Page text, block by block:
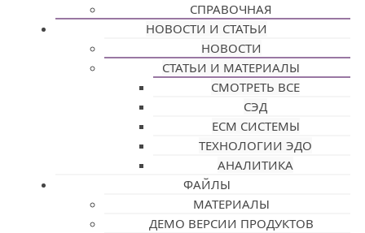
СПРАВОЧНАЯ
НОВОСТИ И СТАТЬИ
НОВОСТИ
СТАТЬИ И МАТЕРИАЛЫ
СМОТРЕТЬ ВСЕ
СЭД
ECM СИСТЕМЫ
ТЕХНОЛОГИИ ЭДО
АНАЛИТИКА
ФАЙЛЫ
МАТЕРИАЛЫ
ДЕМО ВЕРСИИ ПРОДУКТОВ